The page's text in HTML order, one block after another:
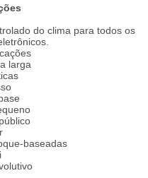
do clima para todos os
larga
baseadas